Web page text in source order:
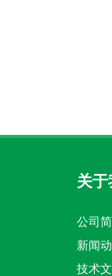
关于
公司
新闻
技术